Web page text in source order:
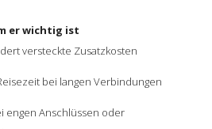
er wichtig ist
versteckte Zusatzkosten
bei langen Verbindungen
engen Anschlüssen oder